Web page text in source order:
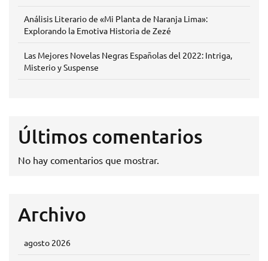
Análisis Literario de «Mi Planta de Naranja Lima»:
Explorando la Emotiva Historia de Zezé
Las Mejores Novelas Negras Españolas del 2022: Intriga,
Misterio y Suspense
Últimos comentarios
No hay comentarios que mostrar.
Archivo
agosto 2026